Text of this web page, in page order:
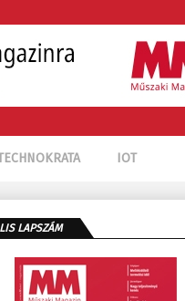
IOT
LAPSZÁM